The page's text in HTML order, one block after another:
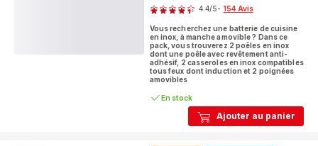
Ajouter au panier
4.4/5- 154 Avis
Vous recherchez une batterie de cuisine
en inox, à manche amovible ? Dans ce
pack, vous trouverez 2 poêles en inox
dont une poêle avec revêtement anti-
adhésif, 2 casseroles en inox compatibles
tous feux dont induction et 2 poignées
amovibles
En stock